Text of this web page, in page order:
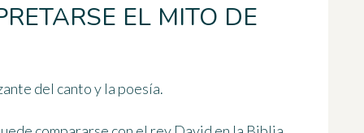
EL MITO DE
del canto y la poesía.